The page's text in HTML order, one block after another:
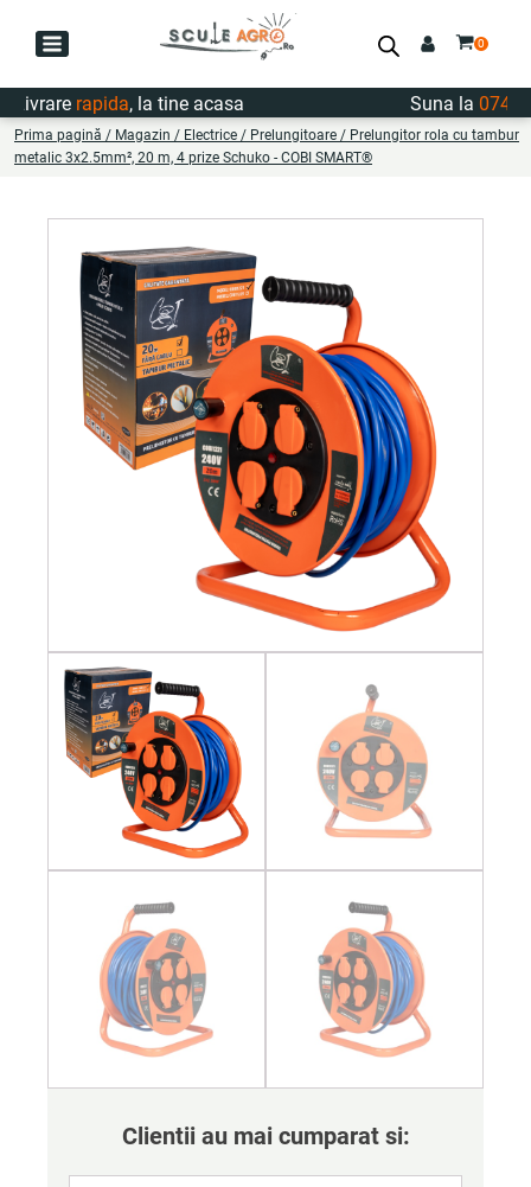
rapida, la tine acasa Suna la
Prima pagină / Magazin / Electrice / Prelungitoare / Prelungitor rola cu tambur
metalic 3x2.5mm², 20 m, 4 prize Schuko - COBI SMART®
Clientii au mai cumparat si: